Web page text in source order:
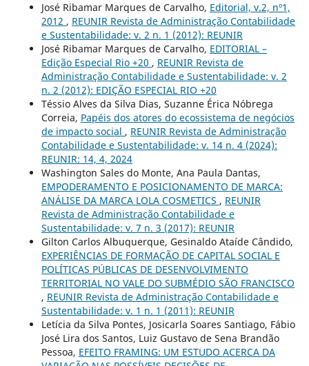
José Ribamar Marques de Carvalho, Editorial, v.2, nº1,
2012 , REUNIR Revista de Administração Contabilidade
e Sustentabilidade: v. 2 n. 1 (2012): REUNIR
José Ribamar Marques de Carvalho, EDITORIAL –
Edição Especial Rio +20 , REUNIR Revista de
Administração Contabilidade e Sustentabilidade: v. 2
n. 2 (2012): EDIÇÃO ESPECIAL RIO +20
Téssio Alves da Silva Dias, Suzanne Érica Nóbrega
Correia, Papéis dos atores do ecossistema de negócios
de impacto social , REUNIR Revista de Administração
Contabilidade e Sustentabilidade: v. 14 n. 4 (2024):
REUNIR: 14, 4, 2024
Washington Sales do Monte, Ana Paula Dantas,
EMPODERAMENTO E POSICIONAMENTO DE MARCA:
ANÁLISE DA MARCA LOLA COSMETICS , REUNIR
Revista de Administração Contabilidade e
Sustentabilidade: v. 7 n. 3 (2017): REUNIR
Gilton Carlos Albuquerque, Gesinaldo Ataíde Cândido,
EXPERIÊNCIAS DE FORMAÇÃO DE CAPITAL SOCIAL E
POLÍTICAS PÚBLICAS DE DESENVOLVIMENTO
TERRITORIAL NO VALE DO SUBMÉDIO SÃO FRANCISCO
, REUNIR Revista de Administração Contabilidade e
Sustentabilidade: v. 1 n. 1 (2011): REUNIR
Letícia da Silva Pontes, Josicarla Soares Santiago, Fábio
José Lira dos Santos, Luiz Gustavo de Sena Brandão
Pessoa, EFEITO FRAMING: UM ESTUDO ACERCA DA